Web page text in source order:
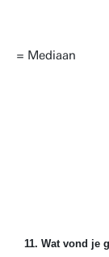
= Mediaan
11. Wat vond je